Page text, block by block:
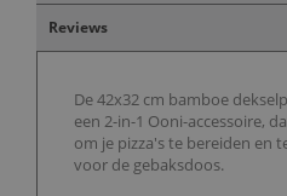
Reviews
De 42x32 cm bamboe
een 2-in-1 Ooni-accessoire,
om je pizza's te bereiden en
voor de gebaksdoos.